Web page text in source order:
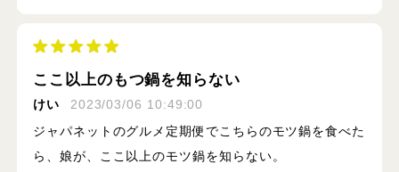
ここ以上のもつ鍋を知らない
けい
2023/03/06 10:49:00
ジャパネットのグルメ定期便でこちらのモツ鍋を食べた
ら、娘が、ここ以上のモツ鍋を知らない。